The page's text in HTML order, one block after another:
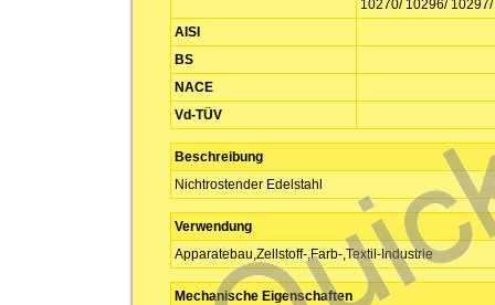
10270/ 10296/
AISI
BS
NACE
Vd-TÜV
Beschreibung
Nichtrostender Edelstahl
Verwendung
Apparatebau,Zellstoff-,Farb-,Textil-Industrie
Mechanische Eigenschaften